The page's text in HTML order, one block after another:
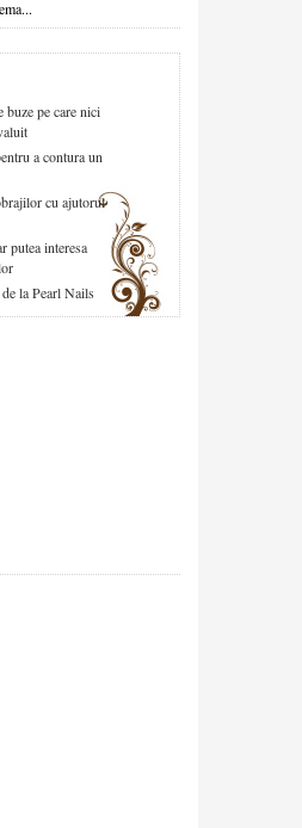
buze pe care nici
a contura un
cu ajutorul
putea interesa
la Pearl Nails